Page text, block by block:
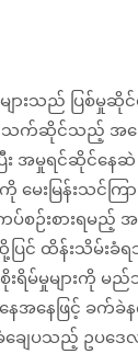
းသည် ပြစ်မှုဆိုင်
က်ဆိုင်သည့် အကြ
း အမှုရင်ဆိုင်နေ
မေးမြန်းသင်ကြ
ပ်စဉ်းစားရမည့်
င် ထိန်းသိမ်းခံရသူ
မ်မှုများကို မည်
အနေဖြင့် ခက်ခဲ
ချေပသည့် ဥပဒေ